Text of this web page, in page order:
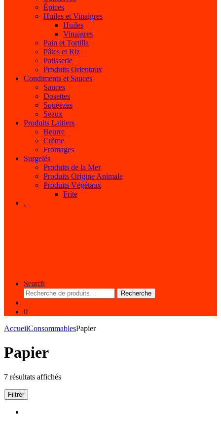
Épices
Huiles et Vinaigres
Huiles
Vinaigres
Pain et Tortilla
Pâtes et Riz
Patisserie
Produits Orientaux
Condiments et Sauces
Sauces
Dosettes
Squeezes
Seaux
Produits Laitiers
Beurre
Crème
Fromages
Surgelés
Produits de la Mer
Produits Origine Animale
Produits Végétaux
Frite
.
Search
Recherche
pour :
Recherche
0
AccueilConsommablesPapier
Papier
7 résultats affichés
Filtrer